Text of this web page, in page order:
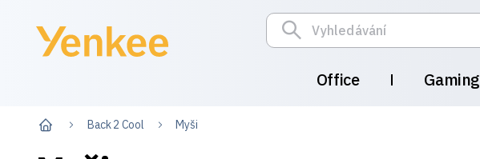
Office Gaming
Back 2 Cool Myši